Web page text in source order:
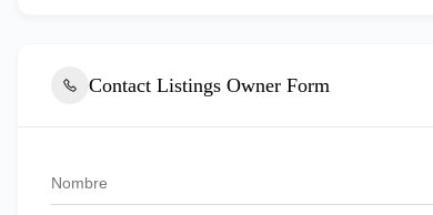
Contact Listings Owner Form